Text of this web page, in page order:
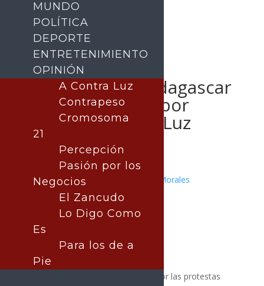
Juventud de Madagascar
Tras Disturbios por
Crisis de Agua y Luz
Publicado por:Juan Antonio Pérez Morales
| Nota Principal
30 septiembre, 2025
La intensa presión social ejercida por las protestas
MUNDO
POLÍTICA
DEPORTE
ENTRETENIMIENTO
OPINIÓN
A Contra Luz
Contrapeso
Cromosoma
21
Percepción
Pasión por los
Negocios
El Zancudo
Lo Digo Como
Es
Para los de a
Pie